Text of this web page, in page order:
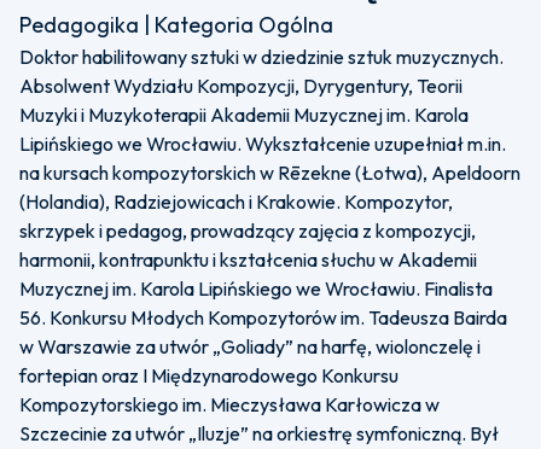
Pedagogika | Kategoria Ogólna
Doktor habilitowany sztuki w dziedzinie sztuk muzycznych.
Absolwent Wydziału Kompozycji, Dyrygentury, Teorii
Muzyki i Muzykoterapii Akademii Muzycznej im. Karola
Lipińskiego we Wrocławiu. Wykształcenie uzupełniał m.in.
na kursach kompozytorskich w Rēzekne (Łotwa), Apeldoorn
(Holandia), Radziejowicach i Krakowie. Kompozytor,
skrzypek i pedagog, prowadzący zajęcia z kompozycji,
harmonii, kontrapunktu i kształcenia słuchu w Akademii
Muzycznej im. Karola Lipińskiego we Wrocławiu. Finalista
56. Konkursu Młodych Kompozytorów im. Tadeusza Bairda
w Warszawie za utwór „Goliady” na harfę, wiolonczelę i
fortepian oraz I Międzynarodowego Konkursu
Kompozytorskiego im. Mieczysława Karłowicza w
Szczecinie za utwór „Iluzje” na orkiestrę symfoniczną. Był